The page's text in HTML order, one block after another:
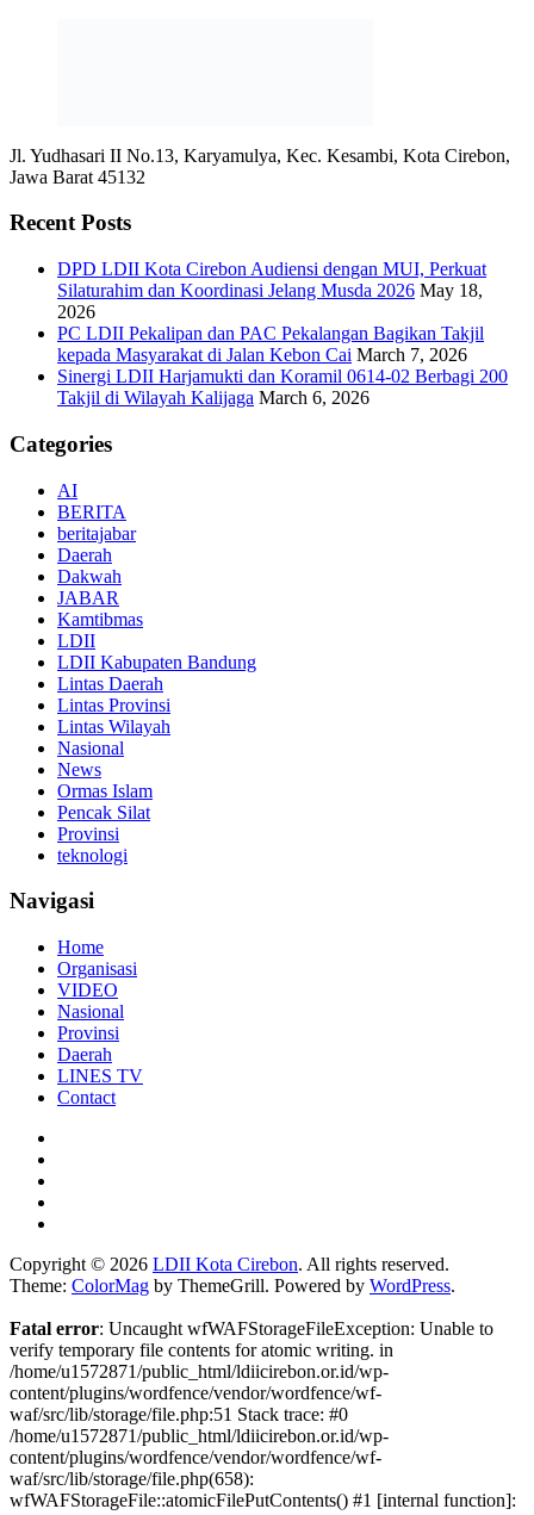
Jl. Yudhasari II No.13, Karyamulya, Kec. Kesambi, Kota Cirebon,
Jawa Barat 45132
Recent Posts
DPD LDII Kota Cirebon Audiensi dengan MUI, Perkuat
Silaturahim dan Koordinasi Jelang Musda 2026 May 18,
2026
PC LDII Pekalipan dan PAC Pekalangan Bagikan Takjil
kepada Masyarakat di Jalan Kebon Cai March 7, 2026
Sinergi LDII Harjamukti dan Koramil 0614-02 Berbagi 200
Takjil di Wilayah Kalijaga March 6, 2026
Categories
AI
BERITA
beritajabar
Daerah
Dakwah
JABAR
Kamtibmas
LDII
LDII Kabupaten Bandung
Lintas Daerah
Lintas Provinsi
Lintas Wilayah
Nasional
News
Ormas Islam
Pencak Silat
Provinsi
teknologi
Navigasi
Home
Organisasi
VIDEO
Nasional
Provinsi
Daerah
LINES TV
Contact
Copyright © 2026 LDII Kota Cirebon. All rights reserved.
Theme: ColorMag by ThemeGrill. Powered by WordPress.
Fatal error: Uncaught wfWAFStorageFileException: Unable to
verify temporary file contents for atomic writing. in
/home/u1572871/public_html/ldiicirebon.or.id/wp-
content/plugins/wordfence/vendor/wordfence/wf-
waf/src/lib/storage/file.php:51 Stack trace: #0
/home/u1572871/public_html/ldiicirebon.or.id/wp-
content/plugins/wordfence/vendor/wordfence/wf-
waf/src/lib/storage/file.php(658):
wfWAFStorageFile::atomicFilePutContents() #1 [internal function]: